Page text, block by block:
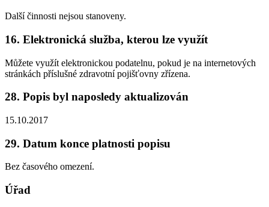
Další činnosti nejsou stanoveny.
16. Elektronická služba, kterou lze využít
Můžete využít elektronickou podatelnu, pokud je na internetových
stránkách příslušné zdravotní pojišťovny zřízena.
28. Popis byl naposledy aktualizován
15.10.2017
29. Datum konce platnosti popisu
Bez časového omezení.
Úřad